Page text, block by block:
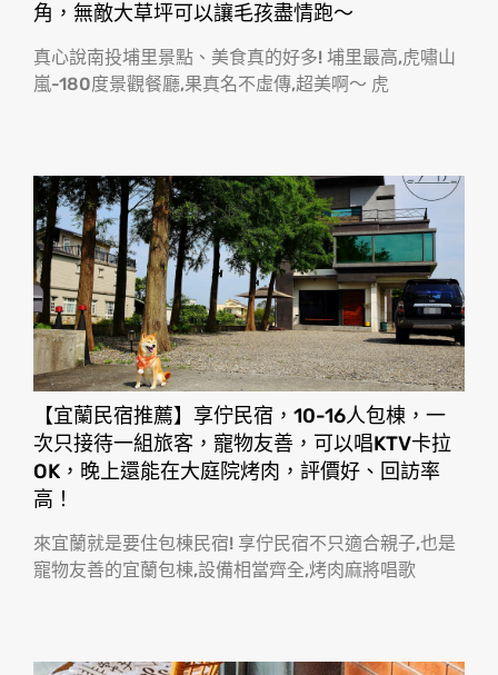
角，無敵大草坪可以讓毛孩盡情跑〜
真心說南投埔里景點、美食真的好多! 埔里最高,虎嘯山
嵐-180度景觀餐廳,果真名不虛傳,超美啊〜 虎
【宜蘭民宿推薦】享佇民宿，10-16人包棟，一
次只接待一組旅客，寵物友善，可以唱KTV卡拉
OK，晚上還能在大庭院烤肉，評價好、回訪率
高！
來宜蘭就是要住包棟民宿! 享佇民宿不只適合親子,也是
寵物友善的宜蘭包棟,設備相當齊全,烤肉麻將唱歌